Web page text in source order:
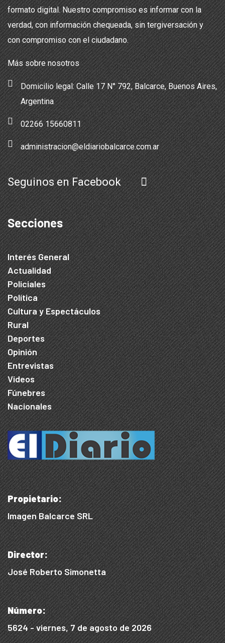
formato digital. Nuestro compromiso es informar con la
verdad, con información chequeada, sin tergiversación y
con compromiso con el ciudadano.
Más sobre nosotros
Domicilio legal: Calle 17 N° 792, Balcarce, Buenos Aires,
Argentina
02266 15660811
administracion@eldiariobalcarce.com.ar
Seguinos en Facebook
Secciones
Interés General
Actualidad
Policiales
Política
Cultura y Espectáculos
Rural
Deportes
Opinión
Entrevistas
Videos
Fúnebres
Nacionales
Propietario:
Imagen Balcarce SRL
Director:
José Roberto Simonetta
Número:
5624 - viernes, 7 de agosto de 2026